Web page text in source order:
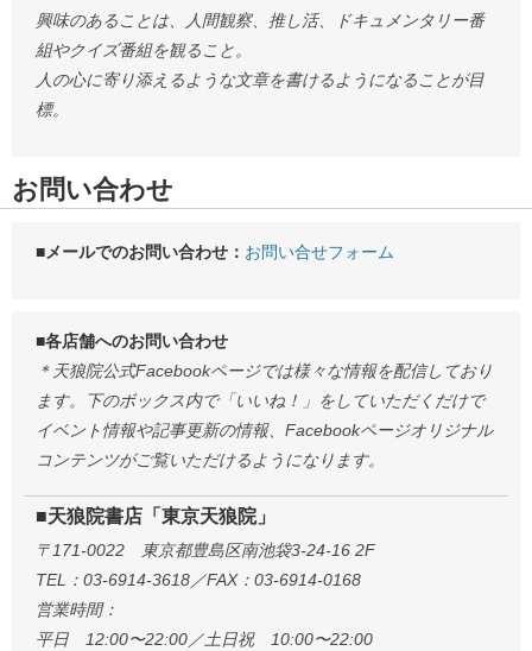
興味のあることは、人間観察、推し活、ドキュメンタリー番
組やクイズ番組を観ること。
人の心に寄り添えるような文章を書けるようになることが目
標。
お問い合わせ
■メールでのお問い合わせ： お問い合せフォーム
■各店舗へのお問い合わせ
＊天狼院公式Facebookページでは様々な情報を配信しており
ます。下のボックス内で「いいね！」をしていただくだけで
イベント情報や記事更新の情報、Facebookページオリジナル
コンテンツがご覧いただけるようになります。
■天狼院書店「東京天狼院」
〒171-0022 東京都豊島区南池袋3-24-16 2F
TEL：03-6914-3618／FAX：03-6914-0168
営業時間：
平日 12:00〜22:00／土日祝 10:00〜22:00